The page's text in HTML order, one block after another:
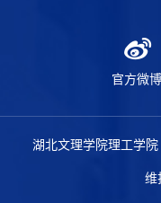
官方微博
湖北文理学院理工学院
维